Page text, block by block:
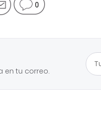
0
en tu correo.